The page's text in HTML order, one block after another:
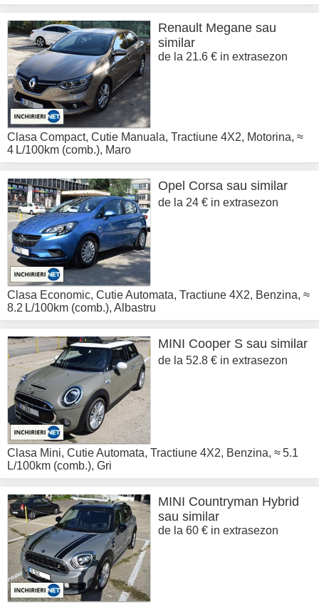
Renault Megane sau
similar
de la 21.6 € in extrasezon
Clasa Compact, Cutie Manuala, Tractiune 4X2, Motorina, ≈
4 L/100km (comb.), Maro
Opel Corsa sau similar
de la 24 € in extrasezon
Clasa Economic, Cutie Automata, Tractiune 4X2, Benzina, ≈
8.2 L/100km (comb.), Albastru
MINI Cooper S sau similar
de la 52.8 € in extrasezon
Clasa Mini, Cutie Automata, Tractiune 4X2, Benzina, ≈ 5.1
L/100km (comb.), Gri
MINI Countryman Hybrid
sau similar
de la 60 € in extrasezon